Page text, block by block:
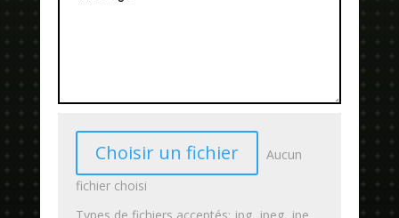
Choisir un fichier
Aucun
fichier choisi